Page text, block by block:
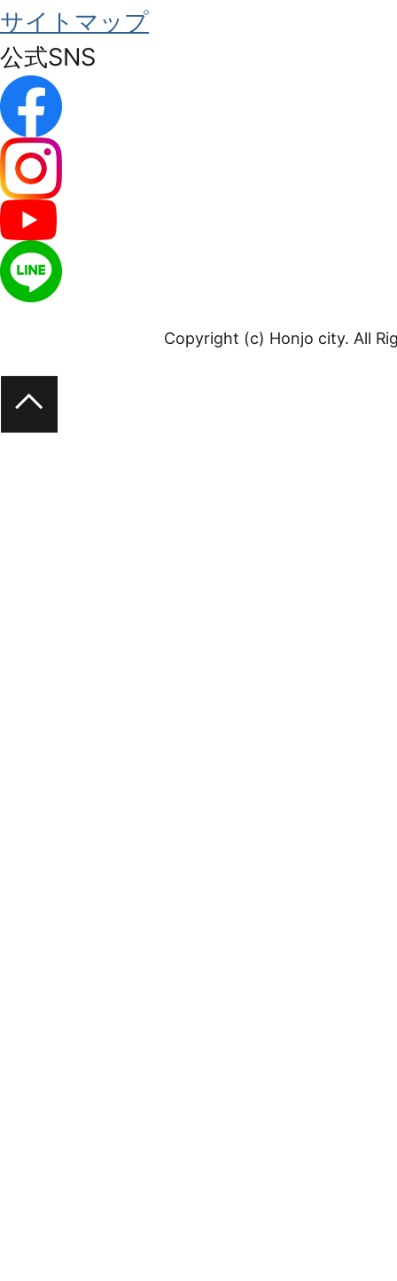
サイトマップ
公式SNS
Copyright (c) Honjo city. All